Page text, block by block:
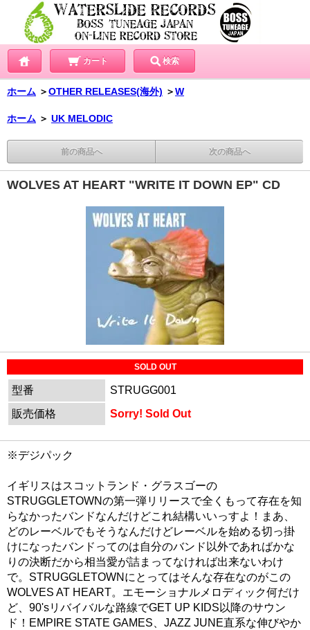
カート 検索
ホーム ＞OTHER RELEASES(海外) ＞W
ホーム ＞ UK MELODIC
前の商品へ 次の商品へ
WOLVES AT HEART "WRITE IT DOWN EP" CD
SOLD OUT
型番
STRUGG001
販売価格
Sorry! Sold Out
※デジパック
イギリスはスコットランド・グラスゴーの
STRUGGLETOWNの第一弾リリースで全くもって存在を知
らなかったバンドなんだけどこれ結構いいっすよ！まあ、
どのレーベルでもそうなんだけどレーベルを始める切っ掛
けになったバンドってのは自分のバンド以外であればかな
りの決断だから相当愛が詰まってなければ出来ないわけ
で。STRUGGLETOWNにとってはそんな存在なのがこの
WOLVES AT HEART。エモーショナルメロディック何だけ
ど、90'sリバイバルな路線でGET UP KIDS以降のサウン
ド！EMPIRE STATE GAMES、JAZZ JUNE直系な伸びやか